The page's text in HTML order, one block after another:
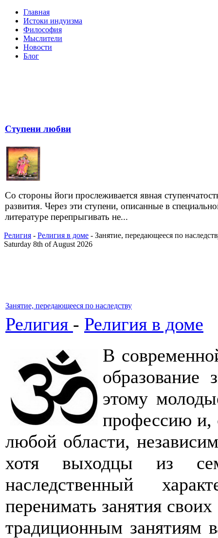
Главная
Истоки индуизма
Философия
Мыслители
Новости
Блог
Ступени любви
Со стороны йоги прослеживается явная
развития. Через эти ступени, описанные в
литературе перепрыгивать не...
Религия - Религия в доме - Занятие, передающееся по
Saturday 8th of August 2026
Занятие, передающееся по наследству
Религия - Религия в доме
В
образование
этому
профессию и,
любой области,
хотя выходцы из
наследственный
перенимать занятия
традиционным занятиям